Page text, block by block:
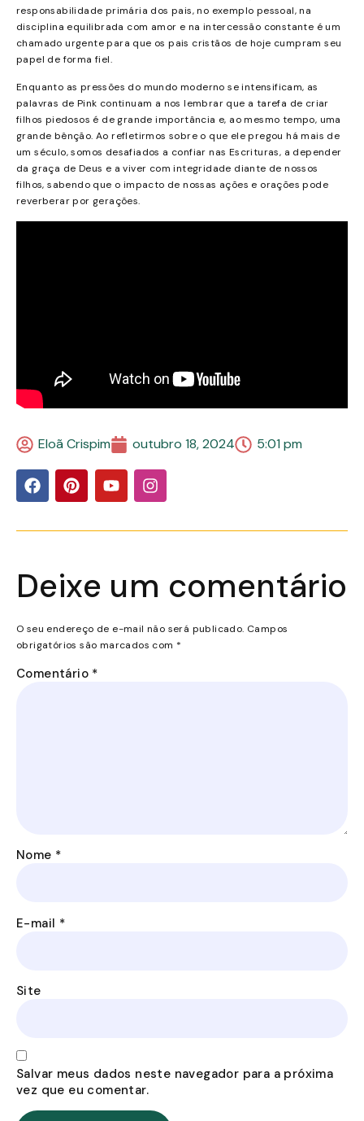
responsabilidade primária dos pais, no exemplo pessoal, na
disciplina equilibrada com amor e na intercessão constante é um
chamado urgente para que os pais cristãos de hoje cumpram seu
papel de forma fiel.
Enquanto as pressões do mundo moderno se intensificam, as
palavras de Pink continuam a nos lembrar que a tarefa de criar
filhos piedosos é de grande importância e, ao mesmo tempo, uma
grande bênção. Ao refletirmos sobre o que ele pregou há mais de
um século, somos desafiados a confiar nas Escrituras, a depender
da graça de Deus e a viver com integridade diante de nossos
filhos, sabendo que o impacto de nossas ações e orações pode
reverberar por gerações.
Eloã Crispim outubro 18, 2024 5:01 pm
Deixe um comentário
O seu endereço de e-mail não será publicado. Campos
obrigatórios são marcados com *
Comentário *
Nome *
E-mail *
Site
Salvar meus dados neste navegador para a próxima
vez que eu comentar.